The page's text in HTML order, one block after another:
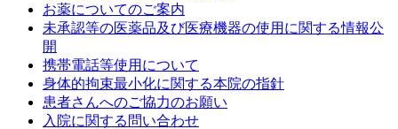
お薬についてのご案内
未承認等の医薬品及び医療機器の使用に関する情報公
開
携帯電話等使用について
身体的拘束最小化に関する本院の指針
患者さんへのご協力のお願い
入院に関する問い合わせ